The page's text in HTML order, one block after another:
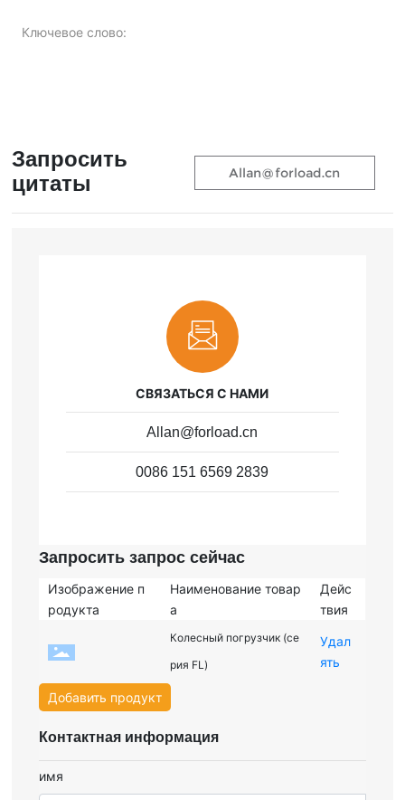
Ключевое слово:
Запросить
цитаты
Allan@forload.cn
СВЯЗАТЬСЯ С НАМИ
Allan@forload.cn
0086 151 6569 2839
Запросить запрос сейчас
Изображение п
родукта
Наименование товар
а
Дейс
твия
Колесный погрузчик (се
рия FL)
Удал
ять
Добавить продукт
Контактная информация
имя